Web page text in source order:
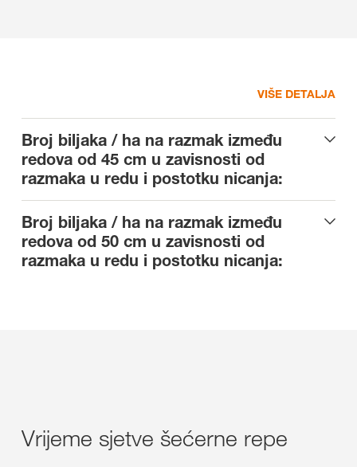
VIŠE DETALJA
Broj biljaka / ha na razmak između
redova od 45 cm u zavisnosti od
razmaka u redu i postotku nicanja:
Broj biljaka / ha na razmak između
redova od 50 cm u zavisnosti od
razmaka u redu i postotku nicanja:
Vrijeme sjetve šećerne repe